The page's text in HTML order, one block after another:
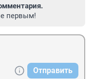
первым!
Отправить